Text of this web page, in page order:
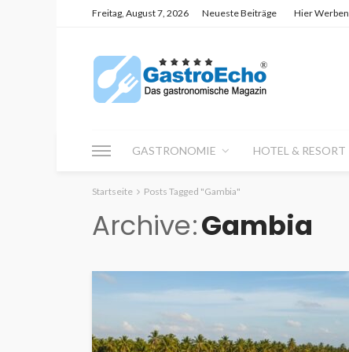
Freitag, August 7, 2026 Neueste Beiträge Hier Werben
GASTRONOMIE HOTEL & RESORT
Startseite Posts Tagged "Gambia"
Archive Gambia